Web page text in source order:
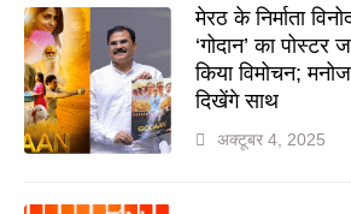
मेरठ के निर्माता
‘गोदान’ का पोस्टर
किया विमोचन;
दिखेंगे साथ
अक्टूबर 4, 2025